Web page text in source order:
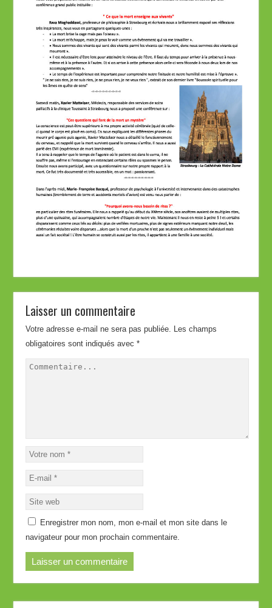
Laisser un commentaire
Votre adresse e-mail ne sera pas publiée. Les champs
obligatoires sont indiqués avec*
Enregistrer mon nom, mon e-mail et mon site dans le
navigateur pour mon prochain commentaire.